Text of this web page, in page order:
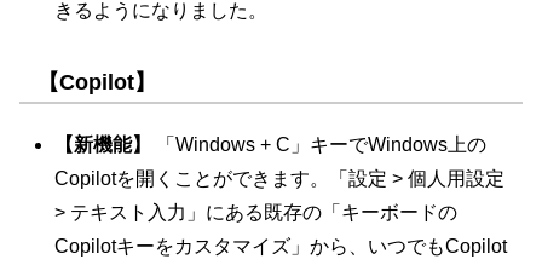
きるようになりました。
【Copilot】
【新機能】
「Windows + C」キーでWindows上の
Copilotを開くことができます。「設定 > 個人用設定
> テキスト入力」にある既存の「キーボードの
Copilotキーをカスタマイズ」から、いつでもCopilot